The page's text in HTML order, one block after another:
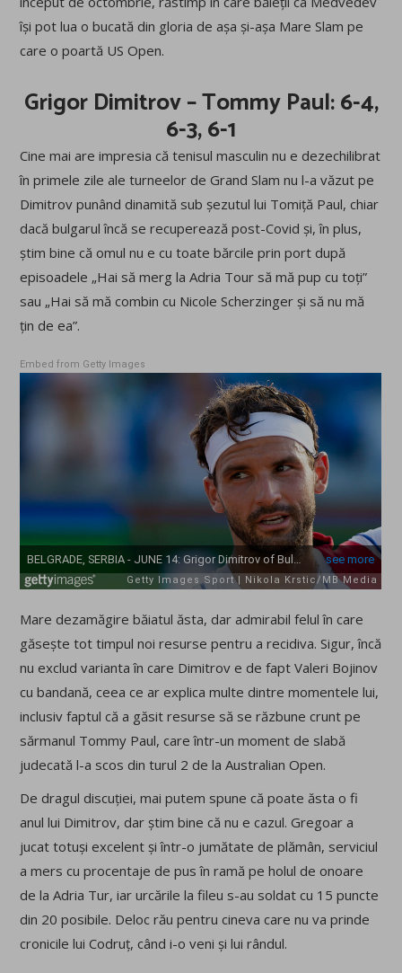
își pot lua o bucată din gloria de așa și-așa Mare Slam pe
care o poartă US Open.
Grigor Dimitrov – Tommy Paul: 6-4,
6-3, 6-1
Cine mai are impresia că tenisul masculin nu e dezechilibrat
în primele zile ale turneelor de Grand Slam nu l-a văzut pe
Dimitrov punând dinamită sub șezutul lui Tomiță Paul, chiar
dacă bulgarul încă se recuperează post-Covid și, în plus,
știm bine că omul nu e cu toate bărcile prin port după
episoadele „Hai să merg la Adria Tour să mă pup cu toți”
sau „Hai să mă combin cu Nicole Scherzinger și să nu mă
țin de ea”.
Embed from Getty Images
Mare dezamăgire băiatul ăsta, dar admirabil felul în care
găsește tot timpul noi resurse pentru a recidiva. Sigur, încă
nu exclud varianta în care Dimitrov e de fapt Valeri Bojinov
cu bandană, ceea ce ar explica multe dintre momentele lui,
inclusiv faptul că a găsit resurse să se răzbune crunt pe
sărmanul Tommy Paul, care într-un moment de slabă
judecată l-a scos din turul 2 de la Australian Open.
De dragul discuției, mai putem spune că poate ăsta o fi
anul lui Dimitrov, dar știm bine că nu e cazul. Gregoar a
jucat totuși excelent și într-o jumătate de plămân, serviciul
a mers cu procentaje de pus în ramă pe holul de onoare
de la Adria Tur, iar urcările la fileu s-au soldat cu 15 puncte
din 20 posibile. Deloc rău pentru cineva care nu va prinde
cronicile lui Codruț, când i-o veni și lui rândul.